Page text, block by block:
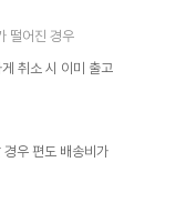
떨어진 경우
취소 시 이미 출고
우 편도 배송비가